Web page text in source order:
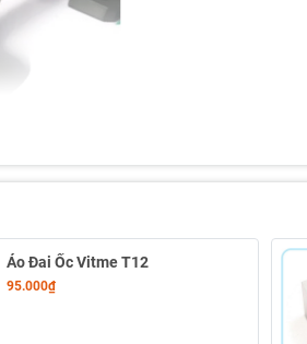
Áo Đai Ốc Vitme T12
95.000₫